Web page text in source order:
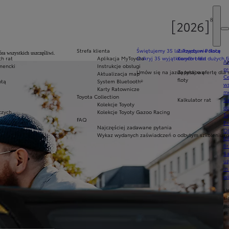
Świętujemy 35 lat Toyoty w Polsce
Odkryj 35 wyjątkowych ofert
Umów się na jazdę testową
rat
Zarządzanie flotą
Komfort dla dużych
Zapytaj o ofertę dla
floty
Kalkulator rat
Strefa klienta
Aplikacja MyToyota
Instrukcje obsługi
Aktualizacja map
System Bluetooth®
Karty Ratownicze
Toyota Collection
Kolekcje Toyoty
Kolekcje Toyoty Gazoo Racing
FAQ
Najczęściej zadawane pytania
Wykaz wydanych zaświadczeń o odbytym szkoleniu
wszystkich uszczęśliwi.